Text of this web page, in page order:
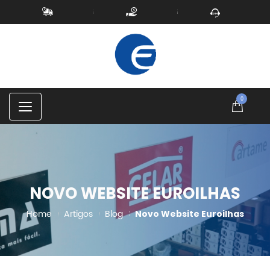
0
C
a
t
i
sNOVO WEBSITE EUROILHAS
Home Artigos Blog Novo Website Euroilhas